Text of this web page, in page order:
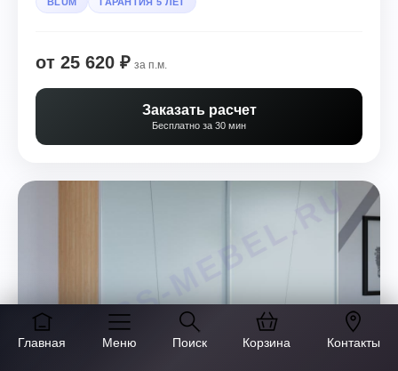
Главная Меню Поиск Корзина Контакты
от 25 620 ₽ за п.м.
Заказать расчет
Бесплатно за 30 мин